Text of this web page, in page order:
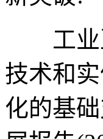
工业互
技术和
化的基